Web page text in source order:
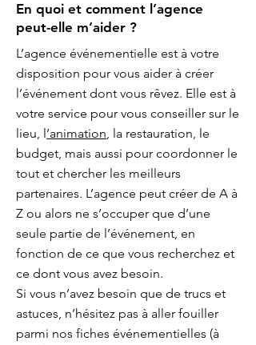
En quoi et comment l’agence
peut-elle m’aider ?
L’agence événementielle est à votre
disposition pour vous aider à créer
l’événement dont vous rêvez. Elle est à
votre service pour vous conseiller sur le
lieu, l’animation, la restauration, le
budget, mais aussi pour coordonner le
tout et chercher les meilleurs
partenaires. L’agence peut créer de A à
Z ou alors ne s’occuper que d’une
seule partie de l’événement, en
fonction de ce que vous recherchez et
ce dont vous avez besoin.
Si vous n’avez besoin que de trucs et
astuces, n’hésitez pas à aller fouiller
parmi nos fiches événementielles (à